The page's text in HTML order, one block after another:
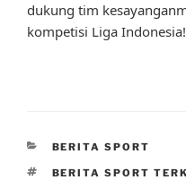
dukung tim
kompetisi Liga Indonesia!
CATEGORIES
BERITA SPORT
TAGS
BERITA SPORT